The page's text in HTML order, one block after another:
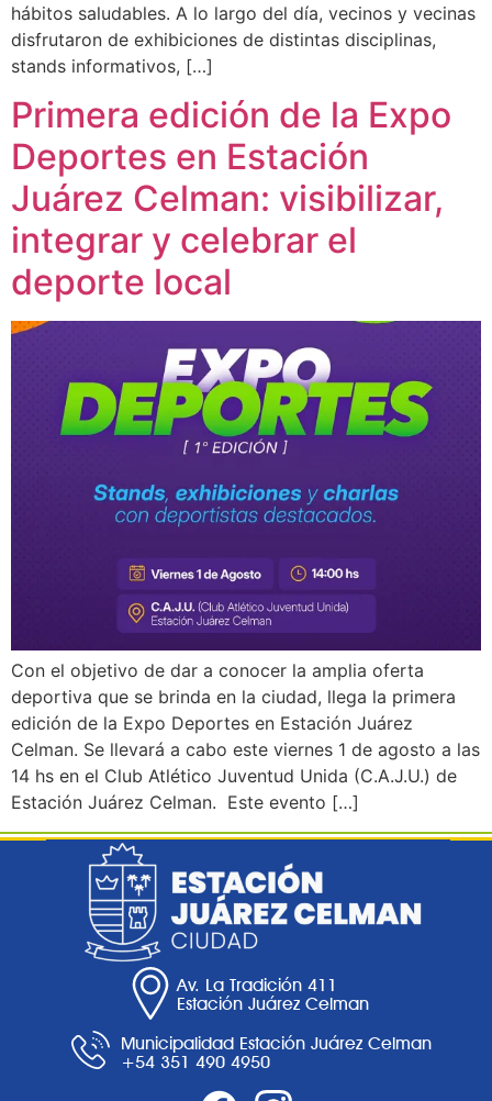
hábitos saludables. A lo largo del día, vecinos y vecinas
disfrutaron de exhibiciones de distintas disciplinas,
stands informativos, […]
Primera edición de la Expo
Deportes en Estación
Juárez Celman: visibilizar,
integrar y celebrar el
deporte local
Con el objetivo de dar a conocer la amplia oferta
deportiva que se brinda en la ciudad, llega la primera
edición de la Expo Deportes en Estación Juárez
Celman. Se llevará a cabo este viernes 1 de agosto a las
14 hs en el Club Atlético Juventud Unida (C.A.J.U.) de
Estación Juárez Celman. Este evento […]
Av. La Tradición 411
Estación Juárez Celman
Municipalidad Estación Juárez Celman
+54 351 490 4950